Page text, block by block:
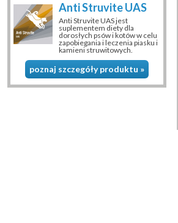
Anti Struvite UAS
Anti Struvite UAS jest
suplementem diety dla
dorosłych psów i kotów w celu
zapobiegania i leczenia piasku i
kamieni struwitowych.
poznaj szczegóły produktu »